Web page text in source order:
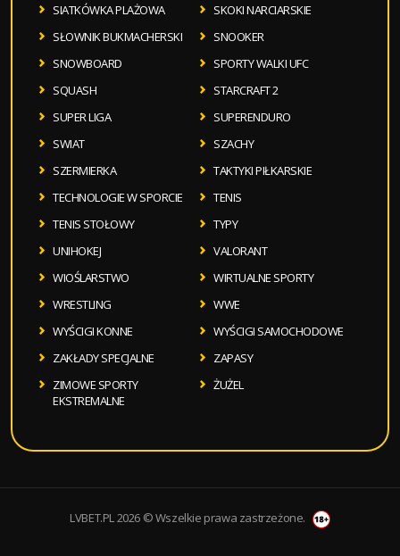
SIATKÓWKA PLAŻOWA
SKOKI NARCIARSKIE
SŁOWNIK BUKMACHERSKI
SNOOKER
SNOWBOARD
SPORTY WALKI UFC
SQUASH
STARCRAFT 2
SUPER LIGA
SUPERENDURO
SWIAT
SZACHY
SZERMIERKA
TAKTYKI PIŁKARSKIE
TECHNOLOGIE W SPORCIE
TENIS
TENIS STOŁOWY
TYPY
UNIHOKEJ
VALORANT
WIOŚLARSTWO
WIRTUALNE SPORTY
WRESTLING
WWE
WYŚCIGI KONNE
WYŚCIGI SAMOCHODOWE
ZAKŁADY SPECJALNE
ZAPASY
ZIMOWE SPORTY
EKSTREMALNE
ŻUŻEL
LVBET.PL 2026 © Wszelkie prawa zastrzeżone.